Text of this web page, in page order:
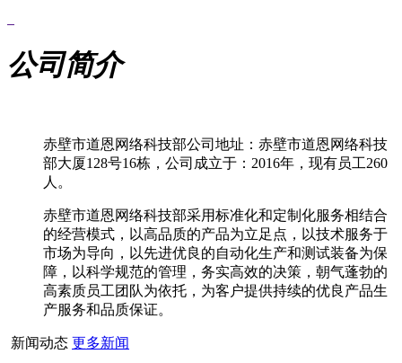
公司简介
赤壁市道恩网络科技部公司地址：赤壁市道恩网络科技
部大厦128号16栋，公司成立于：2016年，现有员工260
人。
赤壁市道恩网络科技部采用标准化和定制化服务相结合
的经营模式，以高品质的产品为立足点，以技术服务于
市场为导向，以先进优良的自动化生产和测试装备为保
障，以科学规范的管理，务实高效的决策，朝气蓬勃的
高素质员工团队为依托，为客户提供持续的优良产品生
产服务和品质保证。
新闻动态 更多新闻